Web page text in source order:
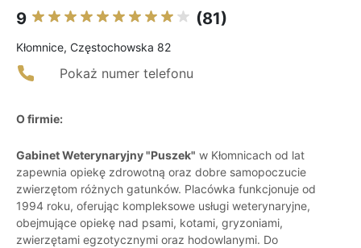
9 (81)
Kłomnice, Częstochowska 82
Pokaż numer telefonu
O firmie:
Gabinet Weterynaryjny "Puszek" w Kłomnicach od lat
zapewnia opiekę zdrowotną oraz dobre samopoczucie
zwierzętom różnych gatunków. Placówka funkcjonuje od
1994 roku, oferując kompleksowe usługi weterynaryjne,
obejmujące opiekę nad psami, kotami, gryzoniami,
zwierzętami egzotycznymi oraz hodowlanymi. Do